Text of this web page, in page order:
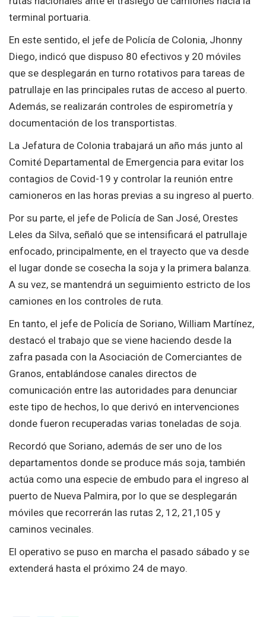
terminal portuaria.
En este sentido, el jefe de Policía de Colonia, Jhonny
Diego, indicó que dispuso 80 efectivos y 20 móviles
que se desplegarán en turno rotativos para tareas de
patrullaje en las principales rutas de acceso al puerto.
Además, se realizarán controles de espirometría y
documentación de los transportistas.
La Jefatura de Colonia trabajará un año más junto al
Comité Departamental de Emergencia para evitar los
contagios de Covid-19 y controlar la reunión entre
camioneros en las horas previas a su ingreso al puerto.
Por su parte, el jefe de Policía de San José, Orestes
Leles da Silva, señaló que se intensificará el patrullaje
enfocado, principalmente, en el trayecto que va desde
el lugar donde se cosecha la soja y la primera balanza.
A su vez, se mantendrá un seguimiento estricto de los
camiones en los controles de ruta.
En tanto, el jefe de Policía de Soriano, William Martínez,
destacó el trabajo que se viene haciendo desde la
zafra pasada con la Asociación de Comerciantes de
Granos, entablándose canales directos de
comunicación entre las autoridades para denunciar
este tipo de hechos, lo que derivó en intervenciones
donde fueron recuperadas varias toneladas de soja.
Recordó que Soriano, además de ser uno de los
departamentos donde se produce más soja, también
actúa como una especie de embudo para el ingreso al
puerto de Nueva Palmira, por lo que se desplegarán
móviles que recorrerán las rutas 2, 12, 21,105 y
caminos vecinales.
El operativo se puso en marcha el pasado sábado y se
extenderá hasta el próximo 24 de mayo.